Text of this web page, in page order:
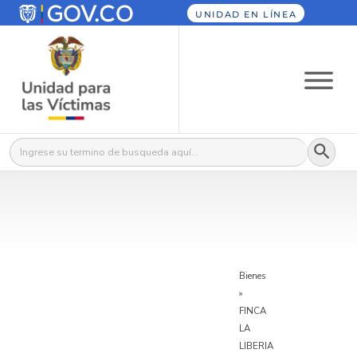
UNIDAD EN LÍNEA
Buscar: Botón
Bienes
»
FINCA
LA
LIBERIA